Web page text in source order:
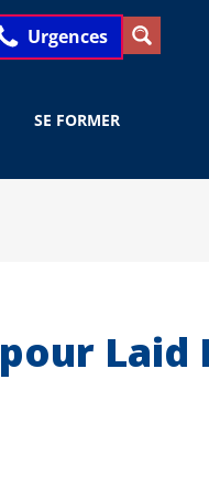
Urgences
SE FORMER
Laid